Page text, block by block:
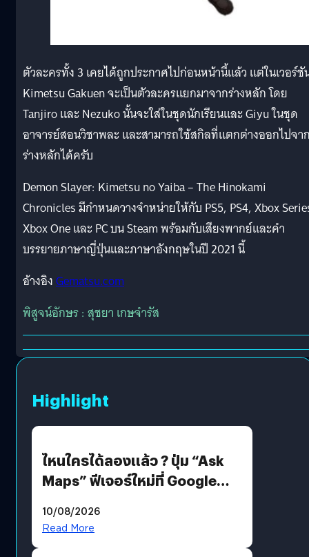
ตัวละครทั้ง 3 เคยได้ถูกประกาศไปก่อนหน้านี้แล้ว แต่ในเวอร์ชั
Kimetsu Gakuen จะเป็นตัวละครแยกมาจากร่างหลัก โดย
Tanjiro และ Nezuko นั้นจะใส่ในชุดนักเรียนและ Giyu ในชุด
อาจารย์สอนวิชาพละ และสามารถใช้สกิลที่แตกต่างออกไปจา
ร่างหลักได้ครับ
Demon Slayer: Kimetsu no Yaiba – The Hinokami
Chronicles มีกำหนดวางจำหน่ายให้กับ PS5, PS4, Xbox
Xbox One และ PC บน Steam พร้อมกับเสียงพากย์และคำ
บรรยายภาษาญี่ปุ่นและภาษาอังกฤษในปี 2021 นี้
อ้างอิงGematsu.com
พิสูจน์อักษร : สุชยา เกษจำรัส
Highlight
ไหนใครได้ลองแล้ว ? ปุ่ม “Ask
Maps” ฟีเจอร์ใหม่ที่ Google
คุยกับแผนที่ได้แล้ว
10/08/2026
Read More